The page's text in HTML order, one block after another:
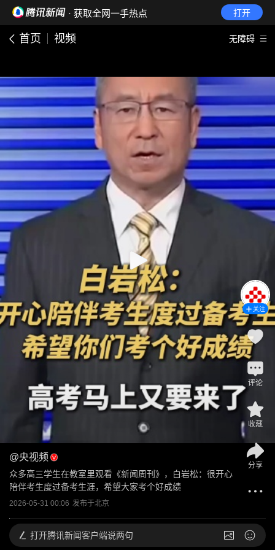
· 获取全网一手热点 打开
首页 视频 无障碍
@央视频
众多高三学生在教室里观看《新闻周刊》，白岩松：很开心
陪伴考生度过备考生涯，希望大家考个好成绩
2026-05-31 00:06 发布于北京
关注
评论
收藏
分享
打开腾讯新闻客户端说两句